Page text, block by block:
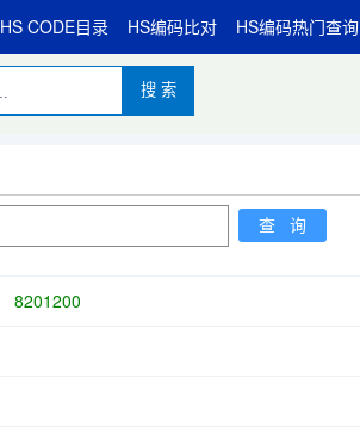
HS CODE目录 HS编码比对 HS编码热门查询
搜 索
8201200